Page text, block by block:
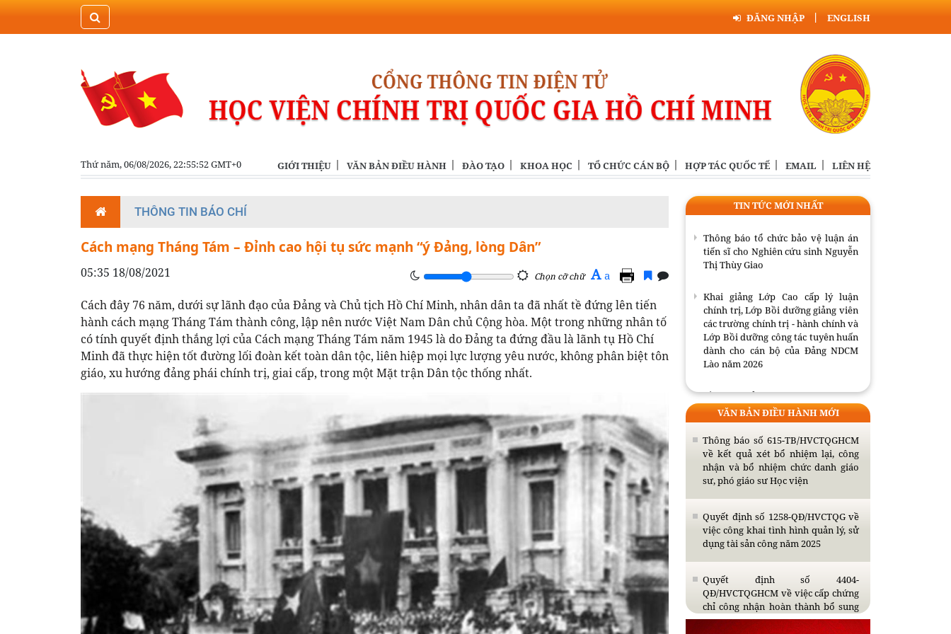
ĐĂNG NHẬP ENGLISH
Thứ năm, 06/08/2026, 22:55:52 GMT+0 GIỚI THIỆU VĂN BẢN ĐIỀU HÀNH ĐÀO TẠO KHOA HỌC TỔ CHỨC CÁN BỘ HỢP TÁC QUỐC TẾ EMAIL LIÊN HỆ
THÔNG TIN BÁO CHÍ
Cách mạng Tháng Tám – Đỉnh cao hội tụ sức mạnh “ý Đảng, lòng Dân”
05:35 18/08/2021 Chọn cỡ chữ A a
Cách đây 76 năm, dưới sự lãnh đạo của Đảng và Chủ tịch Hồ Chí Minh, nhân dân ta đã nhất tề đứng lên tiến
hành cách mạng Tháng Tám thành công, lập nên nước Việt Nam Dân chủ Cộng hòa. Một trong những nhân tố
có tính quyết định thắng lợi của Cách mạng Tháng Tám năm 1945 là do Đảng ta đứng đầu là lãnh tụ Hồ Chí
Minh đã thực hiện tốt đường lối đoàn kết toàn dân tộc, liên hiệp mọi lực lượng yêu nước, không phân biệt tôn
giáo, xu hướng đảng phái chính trị, giai cấp, trong một Mặt trận Dân tộc thống nhất.
TIN TỨC MỚI NHẤT
chính trị, Lớp Bồi dưỡng giảng viên
dành cho cán bộ của Đảng NDCM
Đồng chí Uỷ viên Bộ Chính trị khoá
XIII, Chủ tịch Hội đồng Lý luận
Trung ương tiếp Trưởng đại diện
Bế giảng Lớp tập huấn giáo trình
đồng kiến tạo tri thức, giá trị mới
Thông báo tổ chức bảo vệ luận án
tiến sĩ cho Nghiên cứu sinh Nguyễn
Thị Thùy Giao
Khai giảng Lớp Cao cấp lý luận
chính trị, Lớp Bồi dưỡng giảng viên
các trường chính trị - hành chính và
Lớp Bồi dưỡng công tác tuyên huấn
dành cho cán bộ của Đảng NDCM
Lào năm 2026
Đồng chí Uỷ viên Bộ Chính trị khoá
XIII, Chủ tịch Hội đồng Lý luận
Trung ương tiếp Trưởng đại diện
Bế giảng Lớp tập huấn giáo trình
Cao cấp lý luận chính trị và mô hình
đồng kiến tạo tri thức, giá trị mới
Thông báo tổ chức bảo vệ luận án
tiến sĩ cho Nghiên cứu sinh Nguyễn
Thị Thùy Giao
VĂN BẢN ĐIỀU HÀNH MỚI
Thông báo số 615-TB/HVCTQGHCM
về kết quả xét bổ nhiệm lại, công
nhận và bổ nhiệm chức danh giáo
sư, phó giáo sư Học viện
Quyết định số 1258-QĐ/HVCTQG về
việc công khai tình hình quản lý, sử
dụng tài sản công năm 2025
Quyết định số 4404-
QĐ/HVCTQGHCM về việc cấp chứng
chỉ công nhận hoàn thành bổ sung
kiến thức dự tuyển đào tạo trình độ